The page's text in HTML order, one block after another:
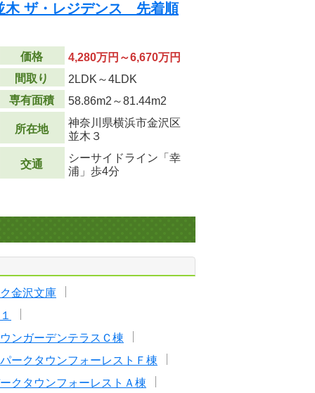
木 ザ・レジデンス 先着順
価格
4,280万円～6,670万円
間取り
2LDK～4LDK
専有面積
58.86m2 ～81.44m2
所在地
神奈川県横浜市金沢区
並木３
交通
シーサイドライン「幸
浦」歩4分
金沢文庫
ンガーデンテラスＣ棟
ークタウンフォーレストＦ棟
クタウンフォーレストＡ棟